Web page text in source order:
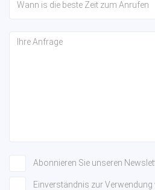
Abonnieren Sie unseren
Einverständnis zur